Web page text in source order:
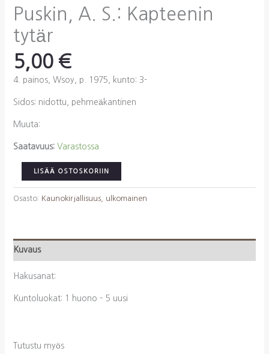
Puskin, A. S.: Kapteenin
tytär
5,00 €
4. painos, Wsoy, p. 1975, kunto: 3-
Sidos: nidottu, pehmeäkantinen
Muuta:
Saatavuus: Varastossa
Puskin,
S.:
LISÄÄ OSTOSKORIIN
Osasto: Kaunokirjallisuus, ulkomainen
Kuvaus
Hakusanat:
Kuntoluokat: 1 huono – 5 uusi
Tutustu myös